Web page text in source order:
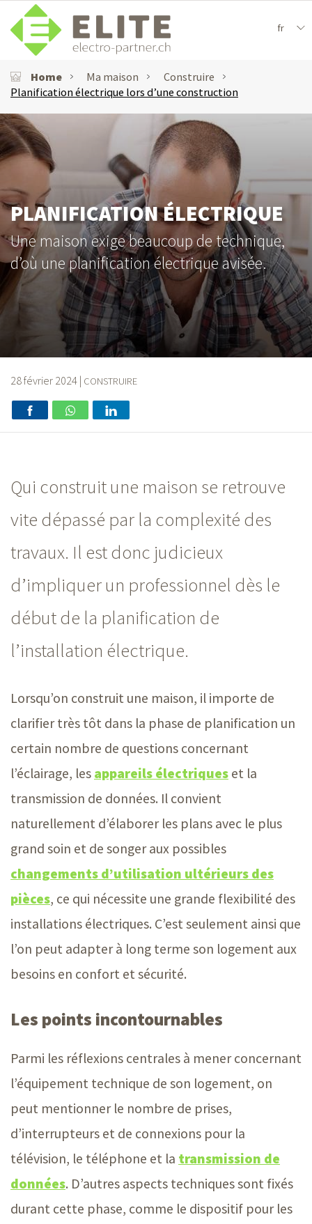
fr
Home Ma maison
Construire
Planification électrique lors d’une construction
PLANIFICATION ÉLECTRIQUE
Une maison exige beaucoup de technique,
d’où une planification électrique avisée.
28 février 2024 | CONSTRUIRE
Qui construit une maison se retrouve
vite dépassé par la complexité des
travaux. Il est donc judicieux
d’impliquer un professionnel dès le
début de la planification de
l’installation électrique.
Lorsqu’on construit une maison, il importe de
clarifier très tôt dans la phase de planification un
certain nombre de questions concernant
l’éclairage, les appareils électriques et la
transmission de données. Il convient
naturellement d’élaborer les plans avec le plus
grand soin et de songer aux possibles
changements d’utilisation ultérieurs des
pièces, ce qui nécessite une grande flexibilité des
installations électriques. C’est seulement ainsi que
l’on peut adapter à long terme son logement aux
besoins en confort et sécurité.
Les points incontournables
Parmi les réflexions centrales à mener concernant
l’équipement technique de son logement, on
peut mentionner le nombre de prises,
d’interrupteurs et de connexions pour la
télévision, le téléphone et la transmission de
données. D’autres aspects techniques sont fixés
durant cette phase, comme le dispositif pour les